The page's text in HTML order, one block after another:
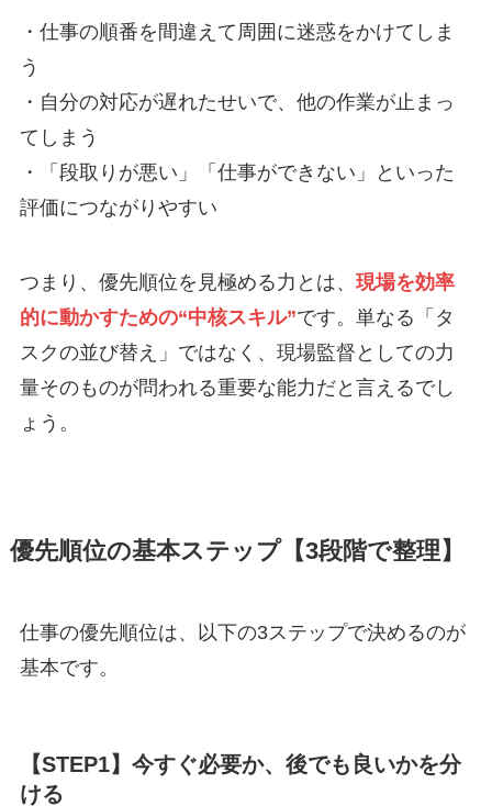
・仕事の順番を間違えて周囲に迷惑をかけてしま
う
・自分の対応が遅れたせいで、他の作業が止まっ
てしまう
・「段取りが悪い」「仕事ができない」といった
評価につながりやすい
つまり、優先順位を見極める力とは、 現場を効率
的に動かすための“中核スキル”です。単なる「タ
スクの並び替え」ではなく、現場監督としての力
量そのものが問われる重要な能力だと言えるでし
ょう。
優先順位の基本ステップ【3段階で整理】
仕事の優先順位は、以下の3ステップで決めるのが
基本です。
【STEP1】今すぐ必要か、後でも良いかを分
ける